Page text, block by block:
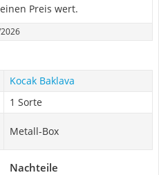
Preis wert.
Kocak Baklava
1 Sorte
Metall-Box
Nachteile